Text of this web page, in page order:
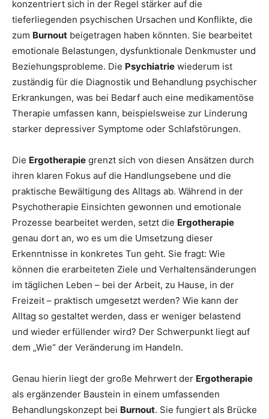
konzentriert sich in der Regel stärker auf die
tieferliegenden psychischen Ursachen und Konflikte, die
zum Burnout beigetragen haben könnten. Sie bearbeitet
emotionale Belastungen, dysfunktionale Denkmuster und
Beziehungsprobleme. Die Psychiatrie wiederum ist
zuständig für die Diagnostik und Behandlung psychischer
Erkrankungen, was bei Bedarf auch eine medikamentöse
Therapie umfassen kann, beispielsweise zur Linderung
starker depressiver Symptome oder Schlafstörungen.
Die Ergotherapie grenzt sich von diesen Ansätzen durch
ihren klaren Fokus auf die Handlungsebene und die
praktische Bewältigung des Alltags ab. Während in der
Psychotherapie Einsichten gewonnen und emotionale
Prozesse bearbeitet werden, setzt die Ergotherapie
genau dort an, wo es um die Umsetzung dieser
Erkenntnisse in konkretes Tun geht. Sie fragt: Wie
können die erarbeiteten Ziele und Verhaltensänderungen
im täglichen Leben – bei der Arbeit, zu Hause, in der
Freizeit – praktisch umgesetzt werden? Wie kann der
Alltag so gestaltet werden, dass er weniger belastend
und wieder erfüllender wird? Der Schwerpunkt liegt auf
dem „Wie“ der Veränderung im Handeln.
Genau hierin liegt der große Mehrwert der Ergotherapie
als ergänzender Baustein in einem umfassenden
Behandlungskonzept bei Burnout. Sie fungiert als Brücke